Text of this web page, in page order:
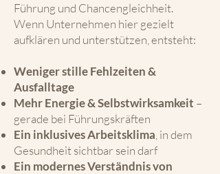
Führung und Chancengleichheit.
Wenn Unternehmen hier gezielt
aufklären und unterstützen, entsteht:
Weniger stille Fehlzeiten &
Ausfalltage
Mehr Energie & Selbstwirksamkeit –
gerade bei Führungskräften
Ein inklusives Arbeitsklima , in dem
Gesundheit sichtbar sein darf
Ein modernes Verständnis von